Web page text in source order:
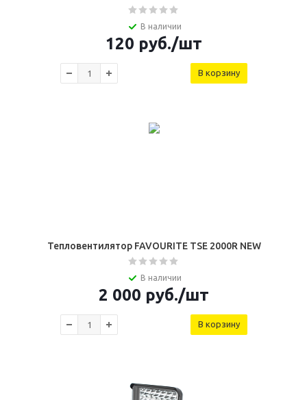
В наличии
120 руб./шт
В корзину
Тепловентилятор FAVOURITE TSE 2000R NEW
В наличии
2 000 руб./шт
В корзину